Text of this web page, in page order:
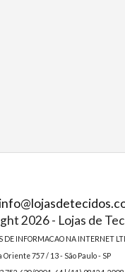
2026 - Lojas de
DE INFORMACAO NA INTERNET
Oriente 757 / 13 - São Paulo - SP